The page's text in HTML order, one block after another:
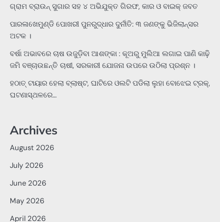
ଗ୍ରାମ ବ୍ରାଉନ୍ ସୁଗାର ସହ ୪ ଅଭିଯୁକ୍ତ ଗିରଫ, କାର ଓ ବାଇକ୍ ଜବତ
ପାରଳାଖେମୁଣ୍ଡି ପୋଖରୀ ପୁନରୁଦ୍ଧାର ଦୁର୍ନୀତି: ୩ ଜଣଙ୍କୁ ଭିଜିଲାନ୍ସର
ଅଟକ ।
ବର୍ଷା ଅଭାବରେ ଚାଷ ଉଜୁଡ଼ିବା ଆଶଙ୍କା : କୂଅରୁ ମୁଲିଆ ଲଗାଇ ପାଣି କାଢ଼ି
ଜମି ବଞ୍ଚାଉଛନ୍ତି ଚାଷୀ, ସରକାରୀ ଯୋଜନା ଉପରେ ଉଠିଲା ପ୍ରଶ୍ନ ।
ହଠାତ୍‌ ଟାୟାର ହେଲା ବ୍ଲାଷ୍ଟ, ଘାଟିରେ ଓଲଟି ପଡିଲା ଲୁହା ବୋଝେଇ ଟ୍ରକ୍‌,
ଘଟଣାସ୍ଥଳରେ…
Archives
August 2026
July 2026
June 2026
May 2026
April 2026